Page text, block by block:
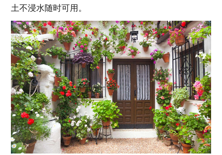
土不浸水随时可用。